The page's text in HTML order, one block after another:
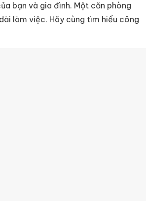
bạn và gia đình. Một căn phòng
làm việc. Hãy cùng tìm hiểu công